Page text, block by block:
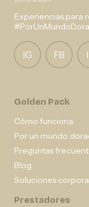
Experiencias para
Golden Pack
Cómo funciona
Por un mundo
Preguntas
Blog
Soluciones
Prestadores